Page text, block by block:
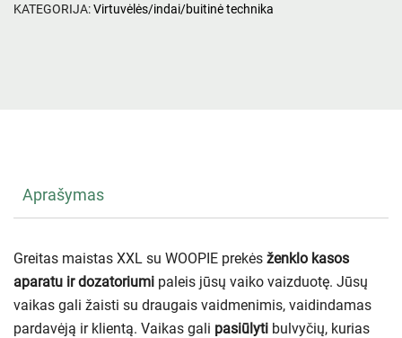
KATEGORIJA:Virtuvėlės/indai/buitinė technika
Aprašymas
Greitas maistas XXL su WOOPIE prekės ženklo kasos
aparatu ir dozatoriumi paleis jūsų vaiko vaizduotę. Jūsų
vaikas gali žaisti su draugais vaidmenimis, vaidindamas
pardavėją ir klientą. Vaikas gali pasiūlyti bulvyčių, kurias